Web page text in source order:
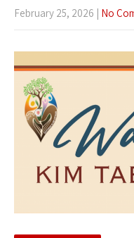
February 25, 2026 | No